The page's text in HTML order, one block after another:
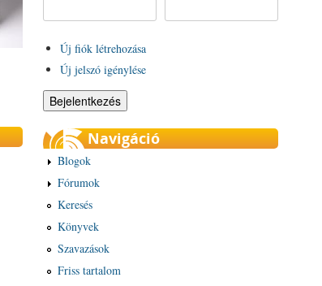
Új fiók létrehozása
Új jelszó igénylése
Navigáció
Blogok
Fórumok
Keresés
Könyvek
Szavazások
Friss tartalom